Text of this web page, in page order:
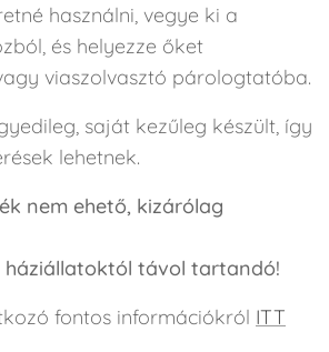
használni, vegye ki a
és helyezze őket
viaszolvasztó párologtatóba.
saját kezűleg készült, így
lehetnek.
nem ehető, kizárólag
háziállatoktól távol tartandó!
fontos információkról ITT